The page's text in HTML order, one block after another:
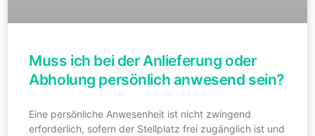
Muss ich bei der Anlieferung oder
Abholung persönlich anwesend sein?
Eine persönliche Anwesenheit ist nicht zwingend
erforderlich, sofern der Stellplatz frei zugänglich ist und